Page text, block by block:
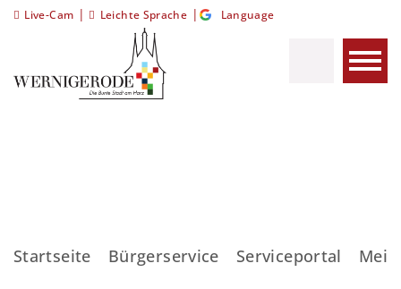
Live-Cam | Leichte Sprache | Language
Startseite Bürgerservice Serviceportal